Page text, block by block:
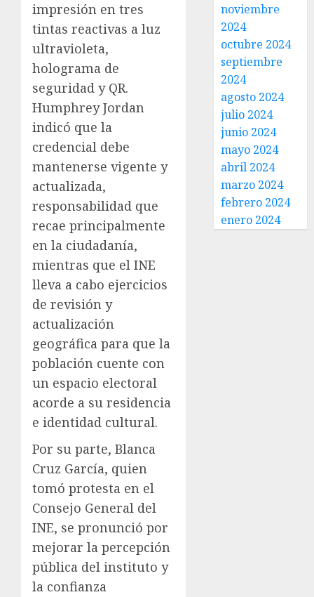
impresión en tres
tintas reactivas a luz
ultravioleta,
holograma de
seguridad y QR.
Humphrey Jordan
indicó que la
credencial debe
mantenerse vigente y
actualizada,
responsabilidad que
recae principalmente
en la ciudadanía,
mientras que el INE
lleva a cabo ejercicios
de revisión y
actualización
geográfica para que la
población cuente con
un espacio electoral
acorde a su residencia
e identidad cultural.
Por su parte, Blanca
Cruz García, quien
tomó protesta en el
Consejo General del
INE, se pronunció por
mejorar la percepción
pública del instituto y
la confianza
noviembre
2024
octubre 2024
septiembre
2024
agosto 2024
julio 2024
junio 2024
mayo 2024
abril 2024
marzo 2024
febrero 2024
enero 2024